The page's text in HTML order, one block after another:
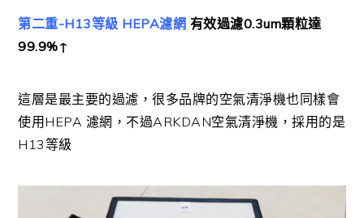
第二重-H13等級 HEPA濾網 有效過濾0.3um顆粒達
99.9%↑
這層是最主要的過濾，很多品牌的空氣清淨機也同樣會
使用HEPA 濾網，不過ARKDAN空氣清淨機，採用的是
H13等級